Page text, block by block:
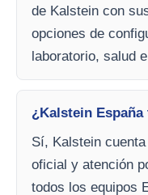
de Kalstein con
opciones de
laboratorio, salud
¿Kalstein
Sí, Kalstein
oficial y atención
todos los equipos